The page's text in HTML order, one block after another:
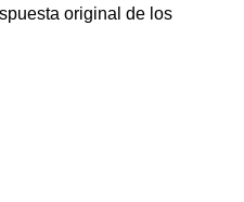
original de los